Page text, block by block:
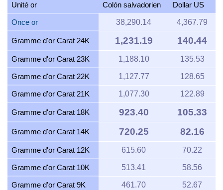
Unité or Colón salvadorien Dollar US
Once or 38,290.14 4,367.79
Gramme d'or Carat 24K 1,231.19 140.44
Gramme d'or Carat 23K 1,188.10 135.53
Gramme d'or Carat 22K 1,127.77 128.65
Gramme d'or Carat 21K 1,077.30 122.89
Gramme d'or Carat 18K 923.40 105.33
Gramme d'or Carat 14K 720.25 82.16
Gramme d'or Carat 12K 615.60 70.22
Gramme d'or Carat 10K 513.41 58.56
Gramme d'or Carat 9K 461.70 52.67